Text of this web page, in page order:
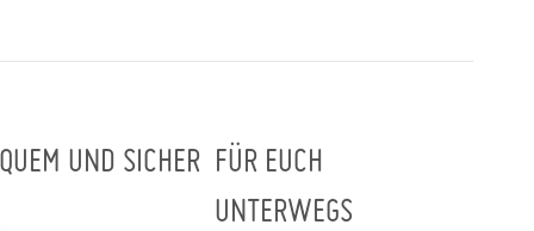
UND SICHER FÜR EUCH
UNTERWEGS